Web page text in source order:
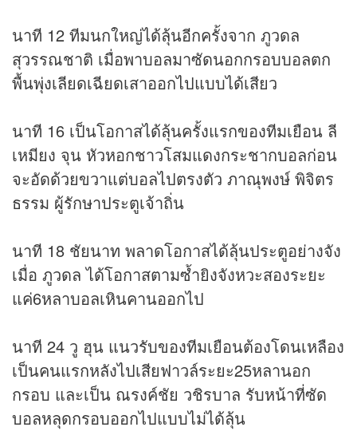
นาที 12 ทีมนกใหญ่ได้ลุ้นอีกครั้งจาก ภูวดล
สุวรรณชาติ เมื่อพาบอลมาซัดนอกกรอบบอลตก
พื้นพุ่งเลียดเฉียดเสาออกไปแบบได้เสียว
นาที 16 เป็นโอกาสได้ลุ้นครั้งแรกของทีมเยือน ลี
เหมียง จุน หัวหอกชาวโสมแดงกระชากบอลก่อน
จะอัดด้วยขวาแต่บอลไปตรงตัว ภาณุพงษ์ พิจิตร
ธรรม ผู้รักษาประตูเจ้าถิ่น
นาที 18 ชัยนาท พลาดโอกาสได้ลุ้นประตูอย่างจัง
เมื่อ ภูวดล ได้โอกาสตามซ้ำยิงจังหวะสองระยะ
แค่6หลาบอลเหินคานออกไป
นาที 24 วู ฮุน แนวรับของทีมเยือนต้องโดนเหลือง
เป็นคนแรกหลังไปเสียฟาวล์ระยะ25หลานอก
กรอบ และเป็น ณรงค์ชัย วชิรบาล รับหน้าที่ซัด
บอลหลุดกรอบออกไปแบบไม่ได้ลุ้น